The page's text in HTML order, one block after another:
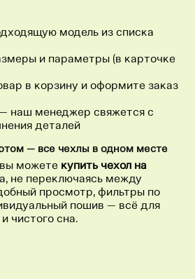
модель из списка
и параметры (в карточке
в корзину и оформите заказ
наш менеджер свяжется с
деталей
— все чехлы в одном месте
можете купить чехол на
не переключаясь между
просмотр, фильтры по
пошив — всё для
чистого сна.